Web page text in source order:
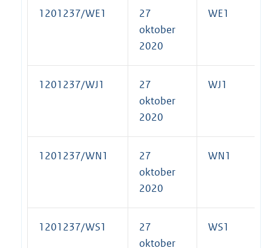
1201237/WE1
27
oktober
2020
WE1
1201237/WJ1
27
oktober
2020
WJ1
1201237/WN1
27
oktober
2020
WN1
1201237/WS1
27
oktober
WS1